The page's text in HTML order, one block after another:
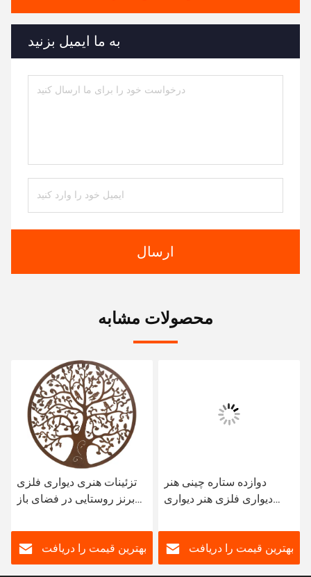
به ما ایمیل بزنید
ارسال
محصولات مشابه
تزئینات هنری دیواری فلزی
برنز روستایی در فضای باز
برای دیوار
بهترین قیمت را دریافت
دوازده ستاره چینی هنر
دیواری فلزی هنر دیواری
نشیمن
بهترین قیمت را دریافت